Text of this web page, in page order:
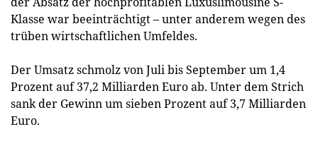
Klasse war beeinträchtigt – unter anderem wegen des
trüben wirtschaftlichen Umfeldes.
Der Umsatz schmolz von Juli bis September um 1,4
Prozent auf 37,2 Milliarden Euro ab. Unter dem Strich
sank der Gewinn um sieben Prozent auf 3,7 Milliarden
Euro.